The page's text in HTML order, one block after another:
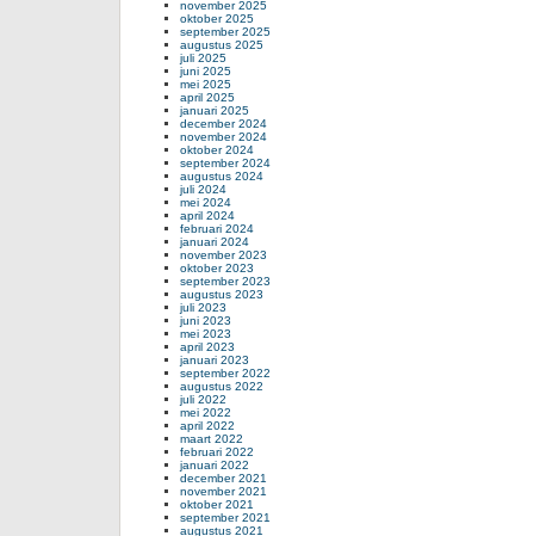
november 2025
oktober 2025
september 2025
augustus 2025
juli 2025
juni 2025
mei 2025
april 2025
januari 2025
december 2024
november 2024
oktober 2024
september 2024
augustus 2024
juli 2024
mei 2024
april 2024
februari 2024
januari 2024
november 2023
oktober 2023
september 2023
augustus 2023
juli 2023
juni 2023
mei 2023
april 2023
januari 2023
september 2022
augustus 2022
juli 2022
mei 2022
april 2022
maart 2022
februari 2022
januari 2022
december 2021
november 2021
oktober 2021
september 2021
augustus 2021